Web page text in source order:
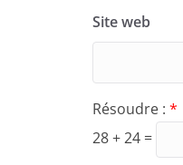
Site web
Résoudre : *
28 + 24 =